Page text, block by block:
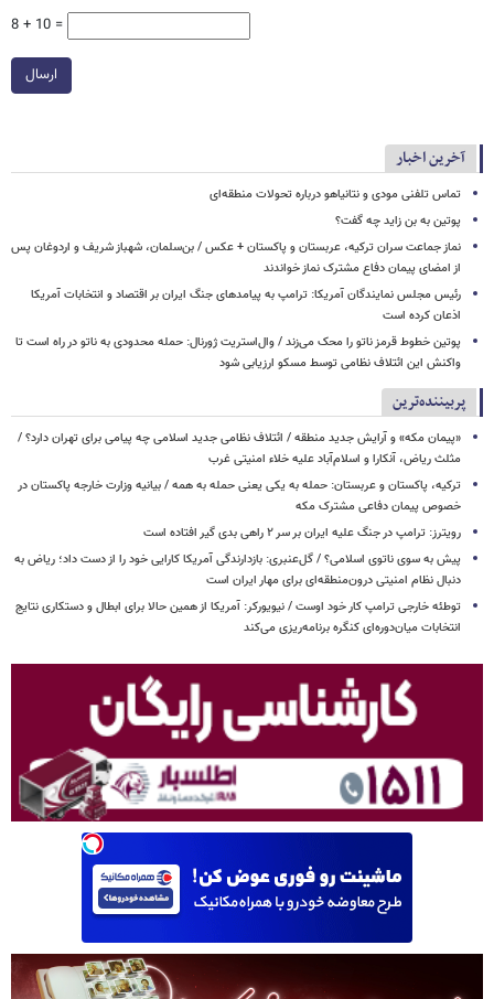
8 + 10 =
ارسال
آخرین اخبار
تماس تلفنی مودی و نتانیاهو درباره تحولات منطقه‌ای
پوتین به بن زاید چه گفت؟
نماز جماعت سران ترکیه، عربستان و پاکستان + عکس / بن‌سلمان، شهباز شریف و اردوغان پس
از امضای پیمان دفاع مشترک نماز خواندند
رئیس مجلس نمایندگان آمریکا: ترامپ به پیامدهای جنگ ایران بر اقتصاد و انتخابات آمریکا
اذعان کرده است
پوتین خطوط قرمز ناتو را محک می‌زند / وال‌استریت ژورنال: حمله محدودی به ناتو در راه است تا
واکنش این ائتلاف نظامی توسط مسکو ارزیابی شود
پربیننده‌ترین
«پیمان مکه» و آرایش جدید منطقه / ائتلاف نظامی جدید اسلامی چه پیامی برای تهران دارد؟ /
مثلث ریاض، آنکارا و اسلام‌آباد علیه خلاء امنیتی غرب
ترکیه، پاکستان و عربستان: حمله به یکی یعنی حمله به همه / بیانیه وزارت خارجه پاکستان در
خصوص پیمان دفاعی مشترک مکه
رویترز: ترامپ در جنگ علیه ایران بر سر ۲ راهی بدی گیر افتاده است
پیش به سوی ناتوی اسلامی؟ / گل‌عنبری: بازدارندگی آمریکا کارایی خود را از دست داد؛ ریاض به
دنبال نظام امنیتی درون‌منطقه‌ای برای مهار ایران است
توطئه خارجی ترامپ کار خود اوست / نیویورکر: آمریکا از همین حالا برای ابطال و دستکاری نتایج
انتخابات میان‌دوره‌ای کنگره برنامه‌ریزی می‌کند